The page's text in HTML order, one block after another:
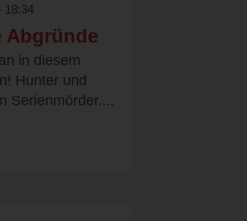
18:34
Abgründe
in diesem
Hunter und
Serienmörder....